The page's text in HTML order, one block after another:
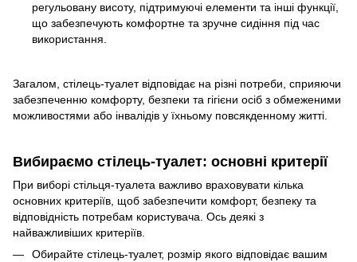
регульовану висоту, підтримуючі елементи та інші функції,
що забезпечують комфортне та зручне сидіння під час
використання.
Загалом, стілець-туалет відповідає на різні потреби, сприяючи
забезпеченню комфорту, безпеки та гігієни осіб з обмеженими
можливостями або інвалідів у їхньому повсякденному житті.
Вибираємо стілець-туалет: основні критерії
При виборі стільця-туалета важливо враховувати кілька
основних критеріїв, щоб забезпечити комфорт, безпеку та
відповідність потребам користувача. Ось деякі з
найважливіших критеріїв.
Обирайте стілець-туалет, розмір якого відповідає вашим